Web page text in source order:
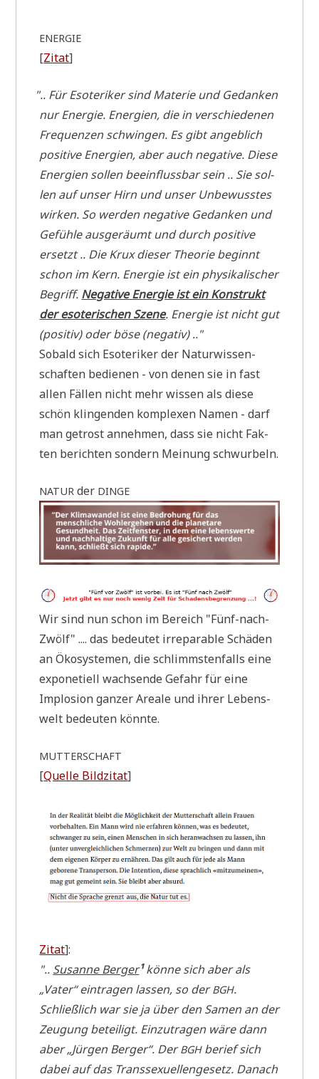
ENERGIE
[Zitat]
".. Für Eso­te­ri­ker sind Mate­rie und Gedan­ken
nur Ener­gie. Ener­gien, die in ver­schie­de­nen
Fre­quen­zen schwin­gen. Es gibt angeb­lich
posi­ti­ve Ener­gien, aber auch nega­ti­ve. Die­se
Ener­gien sol­len beein­fluss­bar sein .. Sie sol­
len auf unser Hirn und unser Unbe­wuss­tes
wir­ken. So wer­den nega­ti­ve Gedan­ken und
Gefüh­le aus­ge­räumt und durch posi­ti­ve
ersetzt .. Die Krux die­ser Theo­rie beginnt
schon im Kern. Ener­gie ist ein phy­si­ka­li­scher
Begriff. Nega­ti­ve Ener­gie ist ein Kon­strukt
der eso­te­ri­schen Sze­ne. Ener­gie ist nicht gut
(posi­tiv) oder böse (nega­tiv) .."
Sobald sich Eso­te­ri­ker der Natur­wis­sen­
schaf­ten bedie­nen - von denen sie in fast
allen Fäl­len nicht mehr wis­sen als die­se
schön klin­gen­den kom­ple­xen Namen - darf
man getrost anneh­men, dass sie nicht Fak­
ten berich­ten son­dern Mei­nung schwurbeln.
NATUR der DINGE
Wir sind nun schon im Bereich "Fünf-nach-
Zwölf" .... das bedeu­tet irrepa­ra­ble Schä­den
an Öko­sy­ste­men, die schlimm­sten­falls eine
expo­ne­ti­ell wach­sen­de Gefahr für eine
Implo­si­on gan­zer Area­le und ihrer Lebens­
welt bedeu­ten könnte.
MUTTERSCHAFT
[Quel­le Bild­zi­tat]
Zitat]:
".. Susan­ne Ber­ger¹kön­ne sich aber als
„Vater“ ein­tra­gen las­sen, so derBGH.
Schließ­lich war sie ja über den Samen an der
Zeu­gung betei­ligt. Ein­zu­tra­gen wäre dann
aber „Jür­gen Ber­ger“. DerBGHberief sich
dabei auf das Trans­se­xu­el­len­ge­setz. Danach